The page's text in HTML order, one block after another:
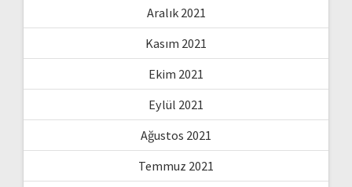
Aralık 2021
Kasım 2021
Ekim 2021
Eylül 2021
Ağustos 2021
Temmuz 2021